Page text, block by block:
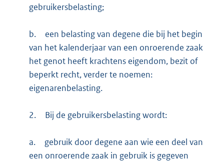
gebruikersbelasting;
b.
een belasting van degene die bij het begin
van het kalenderjaar van een onroerende zaak
het genot heeft krachtens eigendom, bezit of
beperkt recht, verder te noemen:
eigenarenbelasting.
2. Bij de gebruikersbelasting wordt:
a.
gebruik door degene aan wie een deel van
een onroerende zaak in gebruik is gegeven